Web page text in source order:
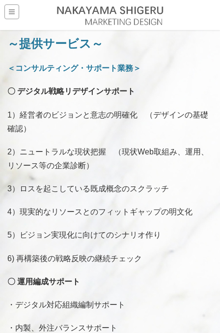
～提供サービス～
＜コンサルティング・サポート業務＞
〇 デジタル戦略リデザインサポート
1）経営者のビジョンと意志の明確化 （デザインの基礎
確認）
2）ニュートラルな現状把握 （現状Web取組み、運用、
リソース等の企業診断）
3）ロスを起こしている既成概念のスクラッチ
4）現実的なリソースとのフィットギャップの明文化
5）ビジョン実現化に向けてのシナリオ作り
6) 再構築後の戦略反映の継続チェック
〇 運用編成サポート
・デジタル対応組織編制サポート
・内製、外注バランスサポート